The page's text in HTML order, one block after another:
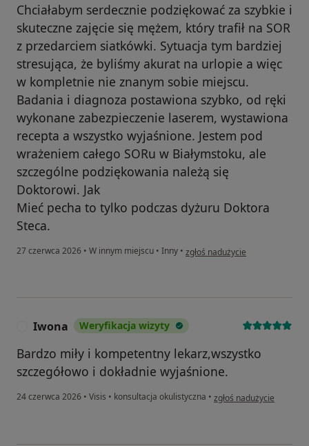
Chciałabym serdecznie podziękować za szybkie i
skuteczne zajęcie się mężem, który trafił na SOR
z przedarciem siatkówki. Sytuacja tym bardziej
stresująca, że byliśmy akurat na urlopie a więc
w kompletnie nie znanym sobie miejscu.
Badania i diagnoza postawiona szybko, od ręki
wykonane zabezpieczenie laserem, wystawiona
recepta a wszystko wyjaśnione. Jestem pod
wrażeniem całego SORu w Białymstoku, ale
szczególne podziękowania należą się
Doktorowi. Jak
Mieć pecha to tylko podczas dyżuru Doktora
Steca.
27 czerwca 2026 • W innym miejscu • Inny • w opinii użytkownika Dorota
zgłoś nadużycie
Iwona Weryfikacja wizyty
Bardzo miły i kompetentny lekarz,wszystko
szczegółowo i dokładnie wyjaśnione.
24 czerwca 2026 • Visis • konsultacja okulistyczna • w opinii użytkownika
zgłoś nadużycie